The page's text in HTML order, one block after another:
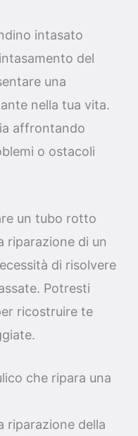
intasato
del
una
nella tua vita.
affrontando
o ostacoli
un tubo rotto
riparazione di un
di risolvere
Potresti
ricostruire te
che ripara una
riparazione della